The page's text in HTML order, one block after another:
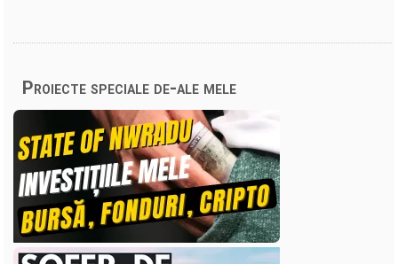
Proiecte speciale de-ale mele